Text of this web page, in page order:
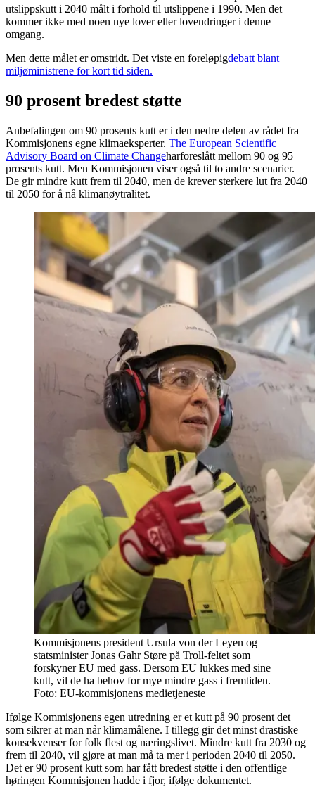
utslippskutt i 2040 målt i forhold til utslippene i 1990. Men det
kommer ikke med noen nye lover eller lovendringer i denne
omgang.
Men dette målet er omstridt. Det viste en foreløpigdebatt blant
miljøministrene for kort tid siden.
90 prosent bredest støtte
Anbefalingen om 90 prosents kutt er i den nedre delen av rådet fra
Kommisjonens egne klimaeksperter. The European Scientific
Advisory Board on Climate Changeharforeslått mellom 90 og 95
prosents kutt. Men Kommisjonen viser også til to andre scenarier.
De gir mindre kutt frem til 2040, men de krever sterkere lut fra 2040
til 2050 for å nå klimanøytralitet.
Kommisjonens president Ursula von der Leyen og
statsminister Jonas Gahr Støre på Troll-feltet som
forskyner EU med gass. Dersom EU lukkes med sine
kutt, vil de ha behov for mye mindre gass i fremtiden.
Foto: EU-kommisjonens medietjeneste
Ifølge Kommisjonens egen utredning er et kutt på 90 prosent det
som sikrer at man når klimamålene. I tillegg gir det minst drastiske
konsekvenser for folk flest og næringslivet. Mindre kutt fra 2030 og
frem til 2040, vil gjøre at man må ta mer i perioden 2040 til 2050.
Det er 90 prosent kutt som har fått bredest støtte i den offentlige
høringen Kommisjonen hadde i fjor, ifølge dokumentet.